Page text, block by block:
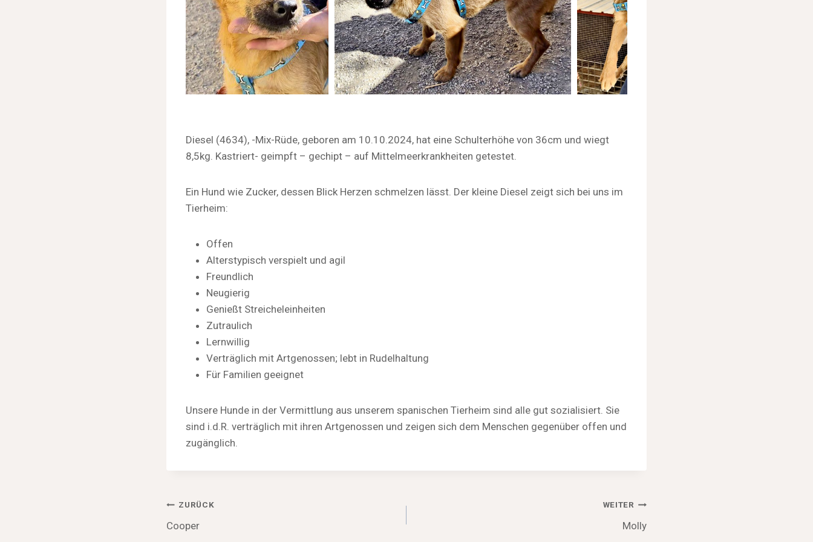
Diesel (4634), -Mix-Rüde, geboren am 10.10.2024, hat eine Schulterhöhe von 36cm und wiegt
8,5kg. Kastriert- geimpft – gechipt – auf Mittelmeerkrankheiten getestet.
Ein Hund wie Zucker, dessen Blick Herzen schmelzen lässt. Der kleine Diesel zeigt sich bei uns im
Tierheim:
Offen
Alterstypisch verspielt und agil
Freundlich
Neugierig
Genießt Streicheleinheiten
Zutraulich
Lernwillig
Verträglich mit Artgenossen; lebt in Rudelhaltung
Für Familien geeignet
Unsere Hunde in der Vermittlung aus unserem spanischen Tierheim sind alle gut sozialisiert. Sie
sind i.d.R. verträglich mit ihren Artgenossen und zeigen sich dem Menschen gegenüber offen und
zugänglich.
Beitragsnavigation
ZURÜCK
Cooper
WEITER
Molly